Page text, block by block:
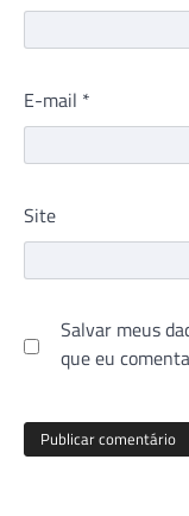
E-mail *
Site
Salvar meus
que eu